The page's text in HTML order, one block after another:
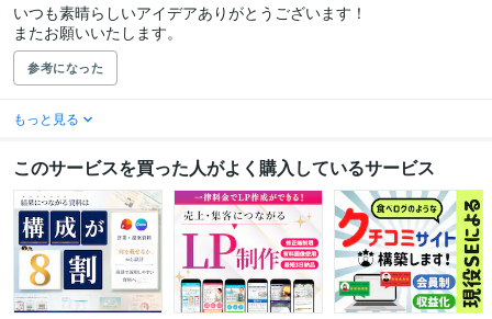
いつも素晴らしいアイデアありがとうございます！
またお願いいたします。
参考になった
もっと見る
このサービスを買った人がよく購入しているサービス